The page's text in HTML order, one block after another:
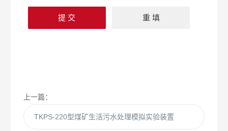
上一篇：
TKPS-220型煤矿生活污水处理模拟实验装置